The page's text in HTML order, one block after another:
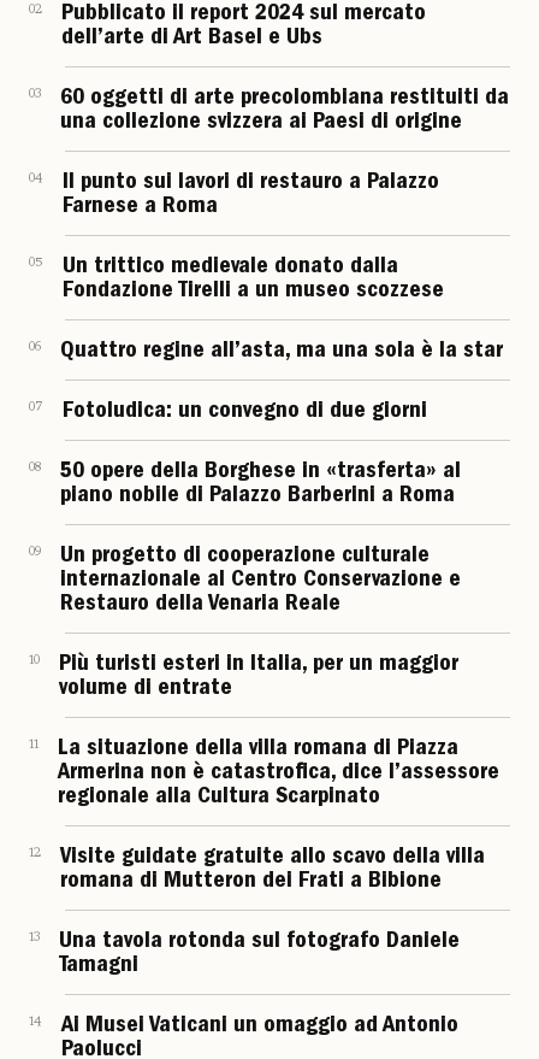
02
Pubblicato il report 2024 sul mercato
dell’arte di Art Basel e Ubs
03
60 oggetti di arte precolombiana restituiti da
una collezione svizzera ai Paesi di origine
04
Il punto sui lavori di restauro a Palazzo
Farnese a Roma
05
Un trittico medievale donato dalla
Fondazione Tirelli a un museo scozzese
06 Quattro regine all’asta, ma una sola è la star
07 Fotoludica: un convegno di due giorni
08
50 opere della Borghese in «trasferta» al
piano nobile di Palazzo Barberini a Roma
09
Un progetto di cooperazione culturale
internazionale al Centro Conservazione e
Restauro della Venaria Reale
10
Più turisti esteri in Italia, per un maggior
volume di entrate
11
La situazione della villa romana di Piazza
Armerina non è catastrofica, dice l’assessore
regionale alla Cultura Scarpinato
12
Visite guidate gratuite allo scavo della villa
romana di Mutteron dei Frati a Bibione
13
Una tavola rotonda sul fotografo Daniele
Tamagni
14
Ai Musei Vaticani un omaggio ad Antonio
Paolucci